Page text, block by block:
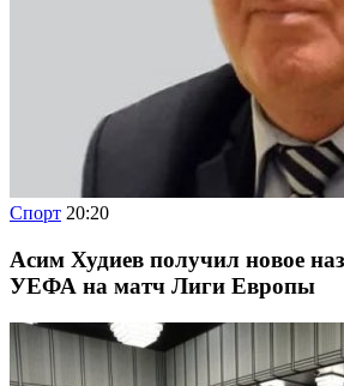
Спорт 20:20
Асим Худиев получил новое
УЕФА на матч Лиги Европы